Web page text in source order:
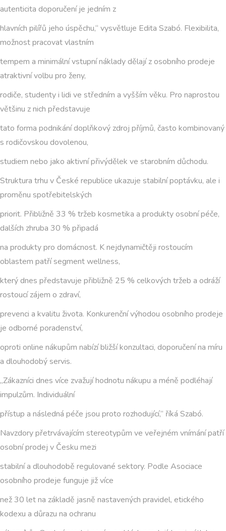
autenticita doporučení je jedním z
hlavních pilířů jeho úspěchu,“ vysvětluje Edita Szabó. Flexibilita,
možnost pracovat vlastním
tempem a minimální vstupní náklady dělají z osobního prodeje
atraktivní volbu pro ženy,
rodiče, studenty i lidi ve středním a vyšším věku. Pro naprostou
většinu z nich představuje
tato forma podnikání doplňkový zdroj příjmů, často kombinovaný
s rodičovskou dovolenou,
studiem nebo jako aktivní přivýdělek ve starobním důchodu.
Struktura trhu v České republice ukazuje stabilní poptávku, ale i
proměnu spotřebitelských
priorit. Přibližně 33 % tržeb kosmetika a produkty osobní péče,
dalších zhruba 30 % připadá
na produkty pro domácnost. K nejdynamičtěji rostoucím
oblastem patří segment wellness,
který dnes představuje přibližně 25 % celkových tržeb a odráží
rostoucí zájem o zdraví,
prevenci a kvalitu života. Konkurenční výhodou osobního prodeje
je odborné poradenství,
oproti online nákupům nabízí bližší konzultaci, doporučení na míru
a dlouhodobý servis.
„Zákazníci dnes více zvažují hodnotu nákupu a méně podléhají
impulzům. Individuální
přístup a následná péče jsou proto rozhodující,“ říká Szabó.
Navzdory přetrvávajícím stereotypům ve veřejném vnímání patří
osobní prodej v Česku mezi
stabilní a dlouhodobě regulované sektory. Podle Asociace
osobního prodeje funguje již více
než 30 let na základě jasně nastavených pravidel, etického
kodexu a důrazu na ochranu